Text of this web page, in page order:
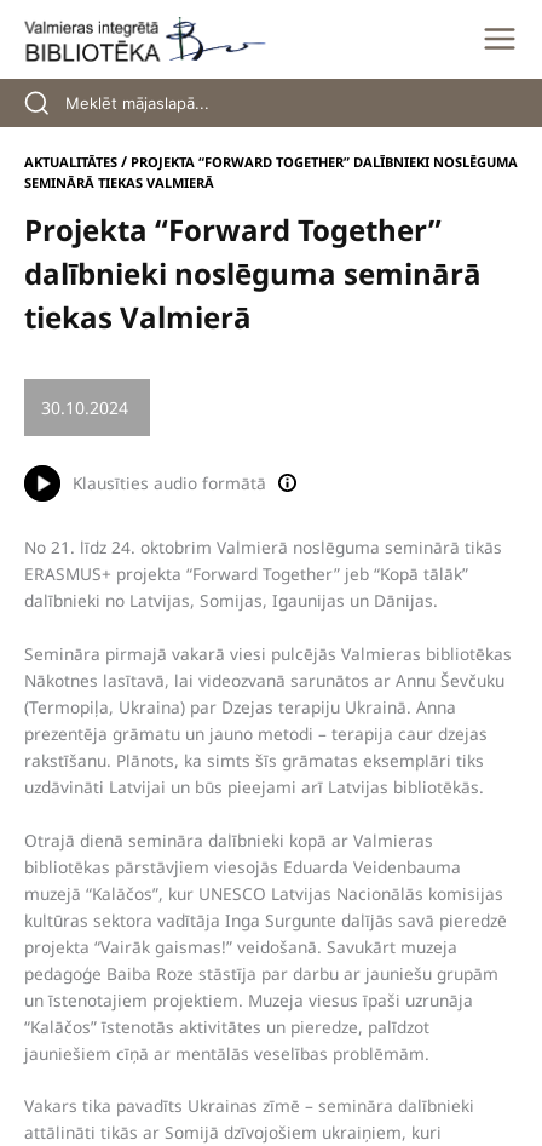
content
AKTUALITĀTES / PROJEKTA “FORWARD TOGETHER” DALĪBNIEKI NOSLĒGUMA
SEMINĀRĀ TIEKAS VALMIERĀ
Projekta “Forward Together”
dalībnieki noslēguma seminārā
tiekas Valmierā
30.10.2024
Klausīties audio formātā
No 21. līdz 24. oktobrim Valmierā noslēguma seminārā tikās
ERASMUS+ projekta “Forward Together” jeb “Kopā tālāk”
dalībnieki no Latvijas, Somijas, Igaunijas un Dānijas.
Semināra pirmajā vakarā viesi pulcējās Valmieras bibliotēkas
Nākotnes lasītavā, lai videozvanā sarunātos ar Annu Ševčuku
(Termopiļa, Ukraina) par Dzejas terapiju Ukrainā. Anna
prezentēja grāmatu un jauno metodi – terapija caur dzejas
rakstīšanu. Plānots, ka simts šīs grāmatas eksemplāri tiks
uzdāvināti Latvijai un būs pieejami arī Latvijas bibliotēkās.
Otrajā dienā semināra dalībnieki kopā ar Valmieras
bibliotēkas pārstāvjiem viesojās Eduarda Veidenbauma
muzejā “Kalāčos”, kur UNESCO Latvijas Nacionālās komisijas
kultūras sektora vadītāja Inga Surgunte dalījās savā pieredzē
projekta “Vairāk gaismas!” veidošanā. Savukārt muzeja
pedagoģe Baiba Roze stāstīja par darbu ar jauniešu grupām
un īstenotajiem projektiem. Muzeja viesus īpaši uzrunāja
“Kalāčos” īstenotās aktivitātes un pieredze, palīdzot
jauniešiem cīņā ar mentālās veselības problēmām.
Vakars tika pavadīts Ukrainas zīmē – semināra dalībnieki
attālināti tikās ar Somijā dzīvojošiem ukraiņiem, kuri